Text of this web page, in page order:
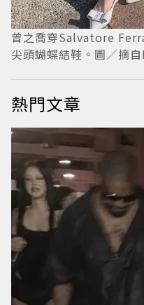
曾之喬穿Salvatore
尖頭蝴蝶結鞋。圖／摘自
熱門文章